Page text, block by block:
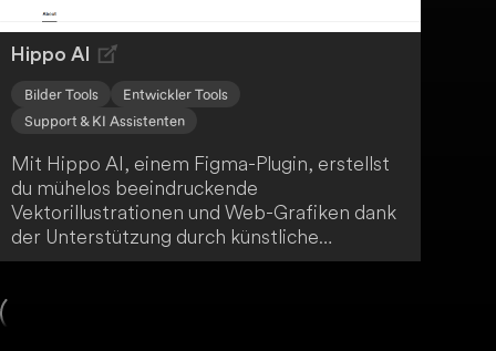
Hippo AI
Bilder Tools
Entwickler Tools
Support & KI Assistenten
Mit Hippo AI, einem Figma-Plugin, erstellst
du mühelos beeindruckende
Vektorillustrationen und Web-Grafiken dank
der Unterstützung durch künstliche
Intelligenz. Das Tool zeichnet sich durch